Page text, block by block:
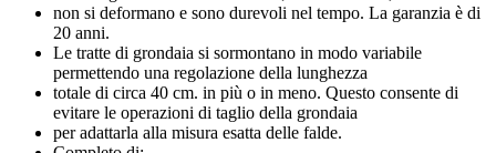
non si deformano e sono durevoli nel tempo. La garanzia è di
20 anni.
Le tratte di grondaia si sormontano in modo variabile
permettendo una regolazione della lunghezza
totale di circa 40 cm. in più o in meno. Questo consente di
evitare le operazioni di taglio della grondaia
per adattarla alla misura esatta delle falde.